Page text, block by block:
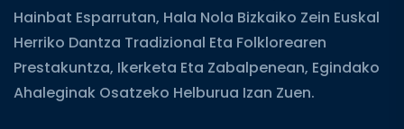
Hainbat Esparrutan, Hala Nola Bizkaiko Zein Euskal
Herriko Dantza Tradizional Eta Folklorearen
Prestakuntza, Ikerketa Eta Zabalpenean, Egindako
Ahaleginak Osatzeko Helburua Izan Zuen.